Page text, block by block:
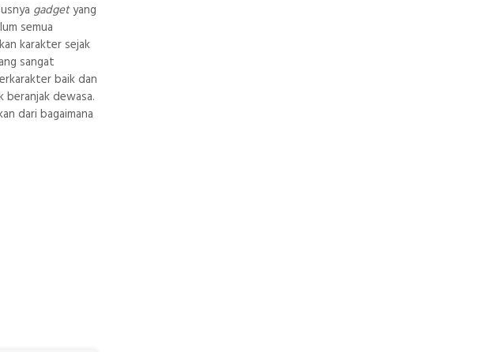
gadgetyang
semua
karakter sejak
sangat
baik dan
beranjak dewasa.
dari bagaimana